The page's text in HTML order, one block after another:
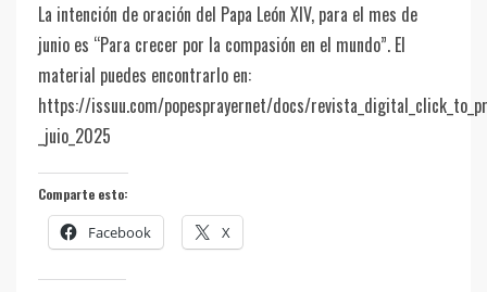
La intención de oración del Papa León XIV, para el mes de
junio es “Para crecer por la compasión en el mundo”. El
material puedes encontrarlo en:
https://issuu.com/popesprayernet/docs/
_juio_2025
Comparte esto:
Facebook X